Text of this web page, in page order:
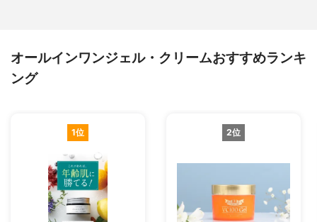
オールインワンジェル・クリームおすすめランキ
ング
1位 2位